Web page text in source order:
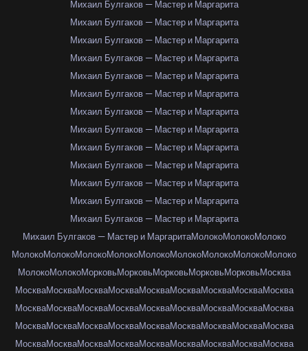
Михаил Булгаков — Мастер и Маргарита
Михаил Булгаков — Мастер и Маргарита
Михаил Булгаков — Мастер и Маргарита
Михаил Булгаков — Мастер и Маргарита
Михаил Булгаков — Мастер и Маргарита
Михаил Булгаков — Мастер и Маргарита
Михаил Булгаков — Мастер и Маргарита
Михаил Булгаков — Мастер и Маргарита
Михаил Булгаков — Мастер и Маргарита
Михаил Булгаков — Мастер и Маргарита
Михаил Булгаков — Мастер и Маргарита
Михаил Булгаков — Мастер и Маргарита
Михаил Булгаков — Мастер и Маргарита
Михаил Булгаков — Мастер и МаргаритаМолокоМолокоМолоко
МолокоМолокоМолокоМолокоМолокоМолокоМолокоМолокоМолоко
МолокоМолокоМорковьМорковьМорковьМорковьМорковьМосква
МоскваМоскваМоскваМоскваМоскваМоскваМоскваМоскваМосква
МоскваМоскваМоскваМоскваМоскваМоскваМоскваМоскваМосква
МоскваМоскваМоскваМоскваМоскваМоскваМоскваМоскваМосква
МоскваМоскваМоскваМоскваМоскваМоскваМоскваМоскваМосква